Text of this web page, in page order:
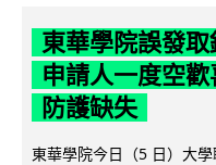
東華學院誤發取
申請人一度空
防護缺失
東華學院今日（5 日）大